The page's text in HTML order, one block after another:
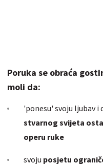
Poruka se obraća
moli da:
'ponesu' svoju ljubav i
stvarnog svijeta
operu ruke
svoju posjetu